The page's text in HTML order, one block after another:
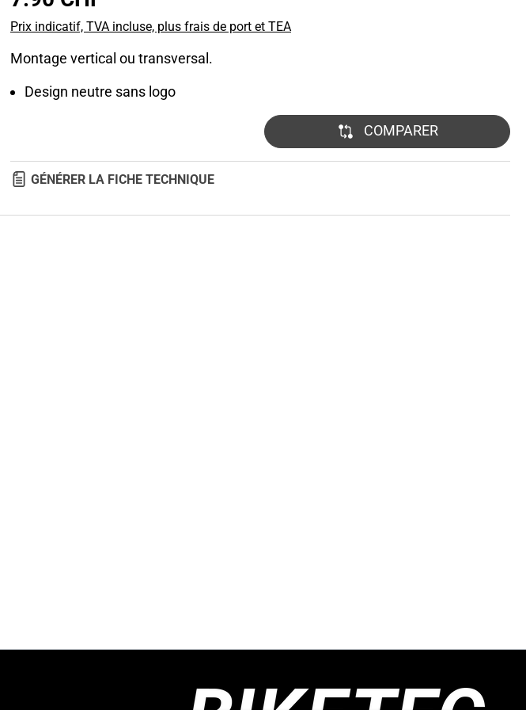
Prix indicatif, TVA incluse, plus frais de port et TEA
Montage vertical ou transversal.
Design neutre sans logo
COMPARER
GÉNÉRER LA FICHE TECHNIQUE